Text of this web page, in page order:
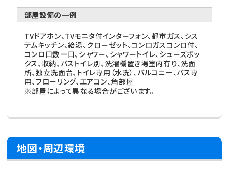
部屋設備の一例
TVドアホン、TVモニタ付インターフォン、都市ガス、シス
テムキッチン、給湯、クローゼット、コンロガスコンロ付、
コンロ口数一口、シャワー、シャワートイレ、シューズボッ
クス、収納、バストイレ別、洗濯機置き場室内有り、洗面
所、独立洗面台、トイレ専用（水洗）、バルコニー、バス専
用、フローリング、エアコン、角部屋
※部屋によって異なる場合がございます。
地図・周辺環境